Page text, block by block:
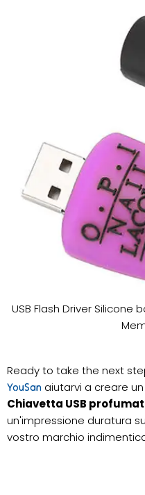
USB Flash Driver
Ready to take the next
YouSan aiutarvi a creare
Chiavetta USB
un'impressione duratura
vostro marchio